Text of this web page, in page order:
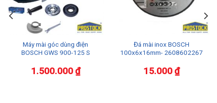
Máy mài góc dùng điện
BOSCH GWS 900-125 S
1.500.000₫
Đá mài inox BOSCH
100x6x16mm- 2608602267
15.000₫